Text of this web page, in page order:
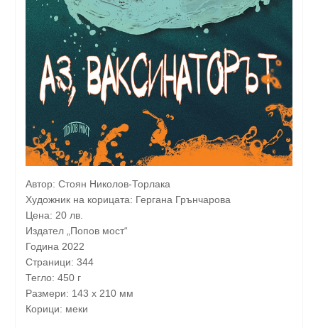
Автор: Стоян Николов-Торлака
Художник на корицата: Гергана Грънчарова
Цена: 20 лв.
Издател „Попов мост“
Година 2022
Страници: 344
Тегло: 450 г
Размери: 143 x 210 мм
Корици: меки